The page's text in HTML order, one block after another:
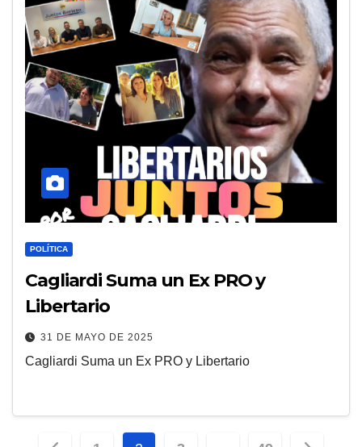
POLÍTICA
Cagliardi Suma un Ex PRO y
Libertario
31 DE MAYO DE 2025
Cagliardi Suma un Ex PRO y Libertario